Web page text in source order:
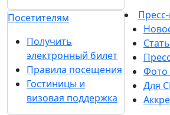
Посетителям
Получить
электронный билет
Правила посещения
Гостиницы и
визовая поддержка
Фото
Для